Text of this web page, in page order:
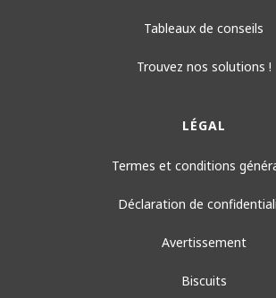
Tableaux de conseils
Trouvez nos solutions !
LÉGAL
Termes et conditions
Déclaration de
Avertissement
Biscuits